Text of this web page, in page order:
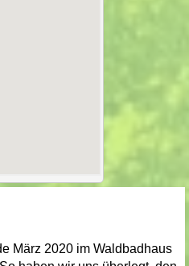
März 2020 im Waldbadhaus